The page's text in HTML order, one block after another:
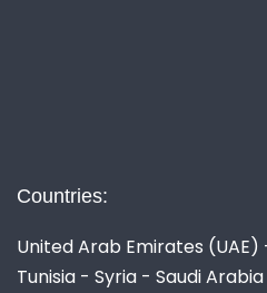
Countries:
United Arab Emirates
Tunisia - Syria - Saudi